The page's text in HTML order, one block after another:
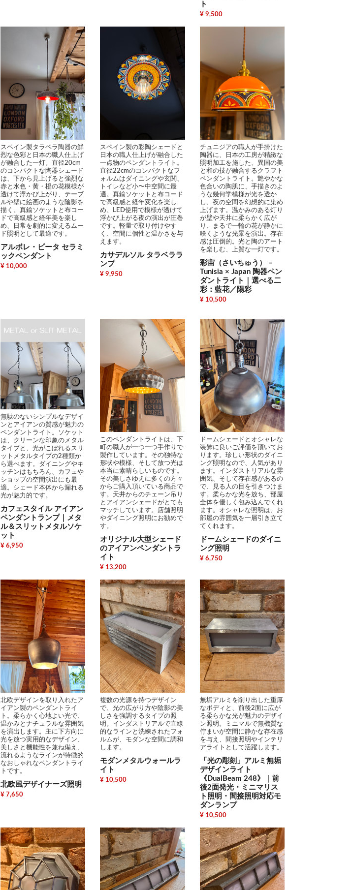
ト
¥ 9,500
スペイン製タラベラ陶器の鮮
烈な色彩と日本の職人仕上げ
が融合した一灯。直径20cm
のコンパクトな陶器シェード
は、下から見上げると強烈な
赤と水色・黄・橙の花模様が
透けて浮かび上がり、テーブ
ルや壁に絵画のような陰影を
描く。真鍮ソケットと布コー
ドで高級感と経年美を楽し
め、日常を劇的に変えるムー
ド照明として最適です。
アルボレ・ビータ セラミ
ックペンダント
¥ 10,000
スペイン製の彩陶シェードと
日本の職人仕上げが融合した
一点物のペンダントライト。
直径22cmのコンパクトなフ
ォルムはダイニングや玄関、
トイレなど小〜中空間に最
適。真鍮ソケットと布コード
で高級感と経年変化を楽し
め、LED使用で模様が透けて
浮かび上がる夜の演出が圧巻
です。軽量で取り付けやす
く、空間に個性と温かさを与
えます。
カサデルソル タラベララ
ンプ
¥ 9,950
チュニジアの職人が手掛けた
陶器に、日本の工房が精緻な
照明加工を施した、異国の美
と和の技が融合するクラフト
ペンダントライト。艶やかな
色合いの陶肌に、手描きのよ
うな幾何学模様が光を透か
し、夜の空間を幻想的に染め
上げます。温かみのある灯り
が壁や天井に柔らかく広が
り、まるで一輪の花が静かに
咲くような光景を演出。存在
感は圧倒的。光と陶のアート
を楽しむ、上質な一灯です。
彩宙（さいちゅう） –
Tunisia × Japan 陶器ペン
ダントライト｜選べる二
彩：藍花／陽彩
¥ 10,500
無駄のないシンプルなデザイ
ンとアイアンの質感が魅力の
ペンダントライト。ソケット
は、クリーンな印象のメタル
タイプと、光がこぼれるスリ
ットメタルタイプの2種類か
ら選べます。ダイニングやキ
ッチンはもちろん、カフェや
ショップの空間演出にも最
適。シェード本体から漏れる
光が魅力的です。
カフェスタイル アイアン
ペンダントランプ｜メタ
ル＆スリットメタルソケ
ット
¥ 6,950
このペンダントライトは、下
町の職人が一つ一つ手作りで
製作しています。その独特な
形状や模様、そして放つ光は
本当に素晴らしいものです。
その美しさゆえに多くの方々
からご購入頂いている商品で
す。天井からのチェーン吊り
とアイアンシェードがとても
マッチしています。店舗照明
やダイニング照明にお勧めで
す。
オリジナル大型シェード
のアイアンペンダントラ
イト
¥ 13,200
ドームシェードとオシャレな
装飾に良いご評価を頂いてお
ります。珍しい形状のダイニ
ング照明なので、人気があり
ます。インダストリアルな雰
囲気、そして存在感があるの
で、見る人の目を引きつけま
す。柔らかな光を放ち、部屋
全体を優しく包み込んでくれ
ます。オシャレな照明は、お
部屋の雰囲気を一層引き立て
てくれます。
ドームシェードのダイニ
ング照明
¥ 6,750
北欧デザインを取り入れたア
イアン製のペンダントライ
ト。柔らかく心地よい光で、
温かみとナチュラルな雰囲気
を演出します。主に下方向に
光を放つ実用的なデザイン、
美しさと機能性を兼ね備え、
流れるようなラインが特徴的
なおしゃれなペンダントライ
トです。
北欧風デザイナーズ照明
¥ 7,650
複数の光源を持つデザイン
で、光の広がり方や陰影の美
しさを強調するタイプの照
明。インダストリアルで直線
的なラインと洗練されたフォ
ルムが、モダンな空間に調和
します。
モダンメタルウォールラ
イト
¥ 10,500
無垢アルミを削り出した重厚
なボディと、前後2面に広が
る柔らかな光が魅力のデザイ
ン照明。ミニマルで無機質な
佇まいが空間に静かな存在感
を与え、間接照明やインテリ
アライトとして活躍します。
「光の彫刻」アルミ無垢
デザインライト
《DualBeam 248》｜前
後2面発光・ミニマリス
ト照明・間接照明対応モ
ダンランプ
¥ 10,500